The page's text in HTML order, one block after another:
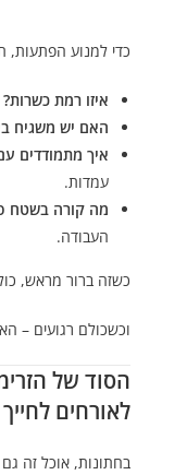
כדי למנוע
איזו רמת כשרות?
האם יש משגיח
איך מתמודדים
עמדות.
מה קורה בשטח
העבודה.
כשזה ברור מראש,
וכשכולם רגועים –
הסוד של
לאורחים לחייך
בחתונות, אוכל זה גם